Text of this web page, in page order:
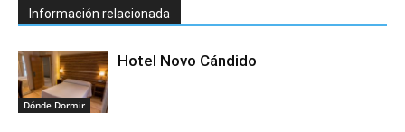
Información relacionada
Dónde Dormir
Hotel Novo Cándido